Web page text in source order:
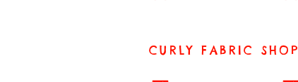
CURLY FABRIC SHOP